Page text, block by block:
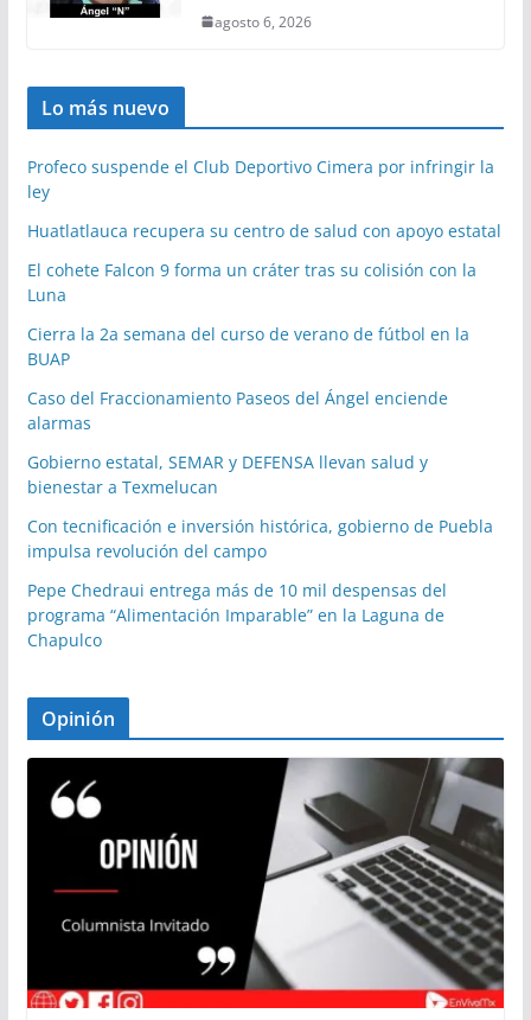
agosto 6, 2026
Lo más nuevo
Profeco suspende el Club Deportivo Cimera por infringir la
ley
Huatlatlauca recupera su centro de salud con apoyo estatal
El cohete Falcon 9 forma un cráter tras su colisión con la
Luna
Cierra la 2a semana del curso de verano de fútbol en la
BUAP
Caso del Fraccionamiento Paseos del Ángel enciende
alarmas
Gobierno estatal, SEMAR y DEFENSA llevan salud y
bienestar a Texmelucan
Con tecnificación e inversión histórica, gobierno de Puebla
impulsa revolución del campo
Pepe Chedraui entrega más de 10 mil despensas del
programa “Alimentación Imparable” en la Laguna de
Chapulco
Opinión